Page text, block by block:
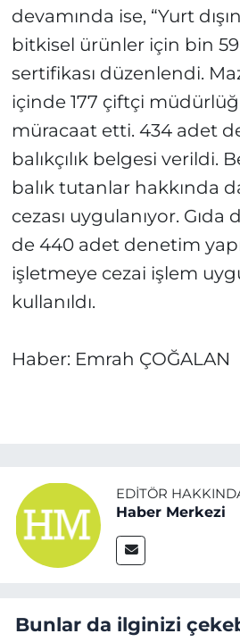
devamında ise, “Yurt
bitkisel ürünler için bin
sertifikası düzenlendi.
içinde 177 çiftçi
müracaat etti. 434 adet
balıkçılık belgesi verildi.
balık tutanlar hakkında
cezası uygulanıyor.
de 440 adet denetim
işletmeye cezai işlem
kullanıldı.
Haber: Emrah ÇOĞALAN
EDITÖR
Haber Merkezi
Bunlar da ilginizi